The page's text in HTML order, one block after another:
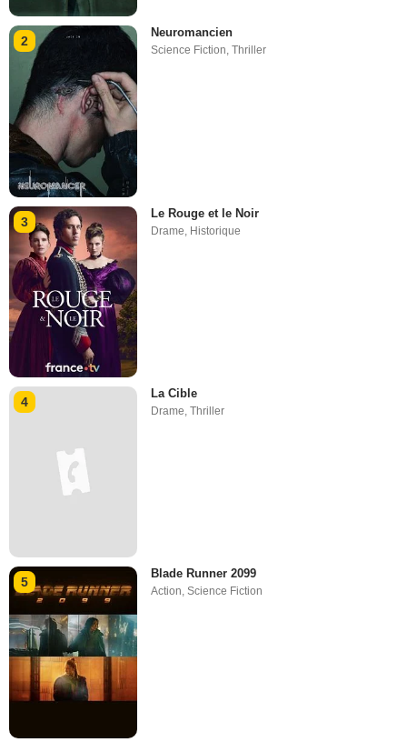
2
Neuromancien
Science Fiction,Thriller
3
Le Rouge et le Noir
Drame Historique
4
La Cible
Drame,Thriller
5
Blade Runner 2099
Action,Science Fiction